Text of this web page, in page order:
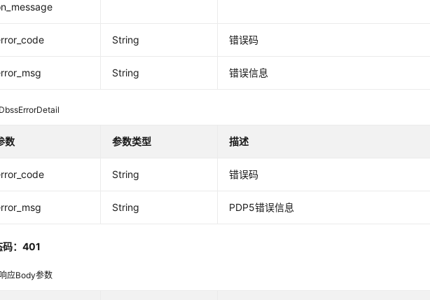
String 错误码
String 错误信息
DbssErrorDetail
数 参数类型 描述
String 错误码
String PDP5错误信息
码：401
应Body参数